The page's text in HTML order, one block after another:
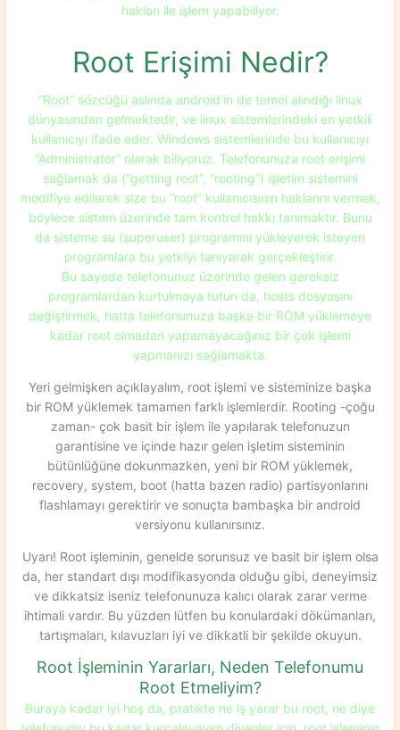
hakları ile işlem yapabiliyor.
Root Erişimi Nedir?
“Root” sözcüğü aslında android’in de temel alındığı linux
dünyasından gelmektedir, ve linux sistemlerindeki en yetkili
kullanıcıyı ifade eder. Windows sistemlerinde bu kullanıcıyı
“Administrator” olarak biliyoruz. Telefonunuza root erişimi
sağlamak da (“getting root”, “rooting”) işletim sistemini
modifiye edilerek size bu “root” kullanıcısının haklarını vermek,
böylece sistem üzerinde tam kontrol hakkı tanımaktır. Bunu
da sisteme su (superuser) programını yükleyerek isteyen
programlara bu yetkiyi tanıyarak gerçekleştirir.
Bu sayede telefonunuz üzerinde gelen gereksiz
programlardan kurtulmaya tutun da, hosts dosyasını
değiştirmek, hatta telefonunuza başka bir ROM yüklemeye
kadar root olmadan yapamayacağınız bir çok işlemi
yapmanızı sağlamakta.
Yeri gelmişken açıklayalım, root işlemi ve sisteminize başka
bir ROM yüklemek tamamen farklı işlemlerdir. Rooting -çoğu
zaman- çok basit bir işlem ile yapılarak telefonuzun
garantisine ve içinde hazır gelen işletim sisteminin
bütünlüğüne dokunmazken, yeni bir ROM yüklemek,
recovery, system, boot (hatta bazen radio) partisyonlarını
flashlamayı gerektirir ve sonuçta bambaşka bir android
versiyonu kullanırsınız.
Uyarı! Root işleminin, genelde sorunsuz ve basit bir işlem olsa
da, her standart dışı modifikasyonda olduğu gibi, deneyimsiz
ve dikkatsiz iseniz telefonunuza kalıcı olarak zarar verme
ihtimali vardır. Bu yüzden lütfen bu konulardaki dökümanları,
tartışmaları, kılavuzları iyi ve dikkatli bir şekilde okuyun.
Root İşleminin Yararları, Neden Telefonumu
Root Etmeliyim?
Buraya kadar iyi hoş da, pratikte ne iş yarar bu root, ne diye